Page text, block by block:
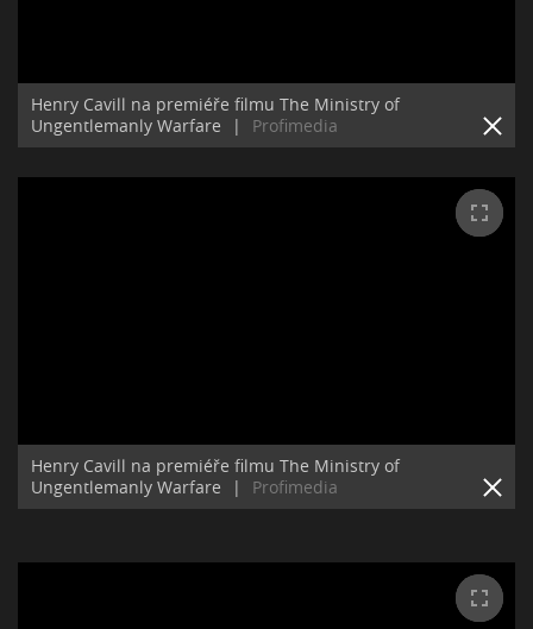
Henry Cavill na premiéře filmu The Ministry of
Ungentlemanly Warfare
| Profimedia
Henry Cavill na premiéře filmu The Ministry of
Ungentlemanly Warfare
| Profimedia